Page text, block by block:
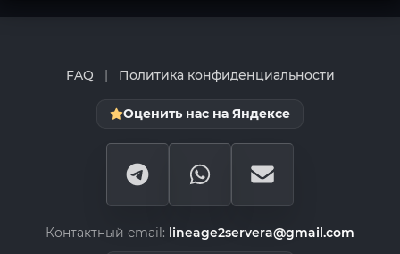
FAQ | Политика конфиденциальности
Оценить нас на Яндексе
Контактный email: lineage2servera@gmail.com